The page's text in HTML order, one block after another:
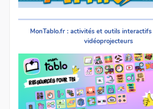
MonTablo.fr : activités et outils
vidéoprojecteurs